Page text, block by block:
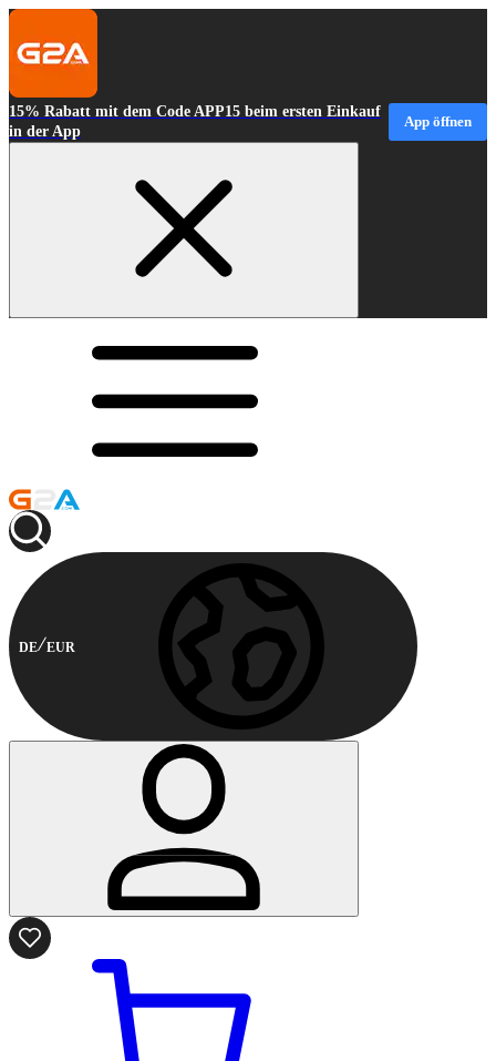
15% Rabatt mit dem Code APP15 beim ersten Einkauf
in der App
App öffnen
DE EUR